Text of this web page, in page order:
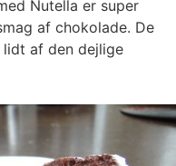
Nutella er super
af chokolade. De
lidt af den dejlige